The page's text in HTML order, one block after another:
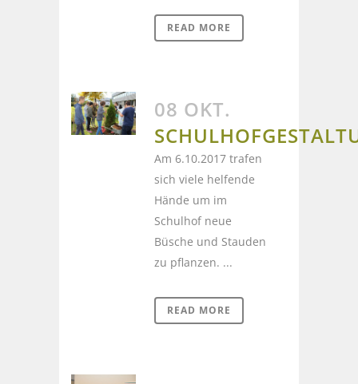
READ MORE
08 OKT.
Am 6.10.2017 trafen
sich viele helfende
Hände um im
Schulhof neue
Büsche und Stauden
zu pflanzen. ...
READ MORE